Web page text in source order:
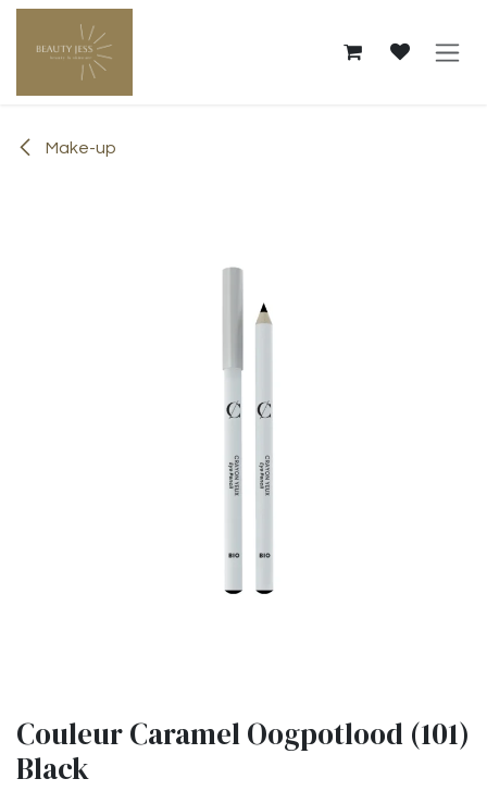
Overslaan naar inhoud
Make-up
Couleur Caramel Oogpotlood (101)
Black